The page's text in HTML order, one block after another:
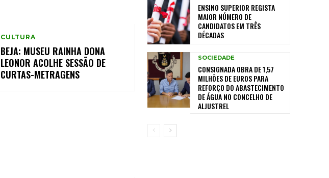
CULTURA
BEJA: MUSEU RAINHA DONA
LEONOR ACOLHE SESSÃO DE
CURTAS-METRAGENS
ENSINO SUPERIOR REGISTA
MAIOR NÚMERO DE
CANDIDATOS EM TRÊS
DÉCADAS
SOCIEDADE
CONSIGNADA OBRA DE 1,57
MILHÕES DE EUROS PARA
REFORÇO DO ABASTECIMENTO
DE ÁGUA NO CONCELHO DE
ALJUSTREL